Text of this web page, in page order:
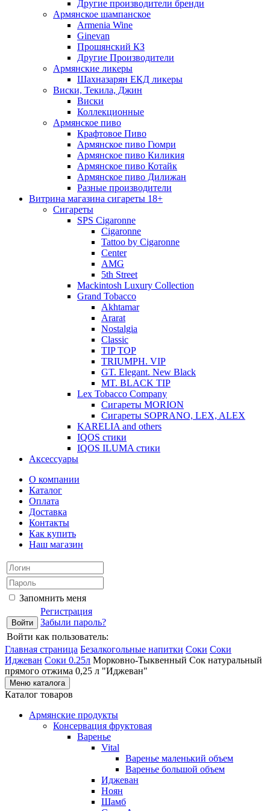
Другие производители бренди
Армянское шампанское
Armenia Wine
Ginevan
Прошянский КЗ
Другие Производители
Армянские ликеры
Шахназарян ЕКД ликеры
Виски, Текила, Джин
Виски
Коллекционные
Армянское пиво
Крафтовое Пиво
Армянское пиво Гюмри
Армянское пиво Киликия
Армянское пиво Котайк
Армянское пиво Дилижан
Разные производители
Витрина магазина сигареты 18+
Cигареты
SPS Cigaronne
Сigaronne
Tattoo by Cigaronne
Center
AMG
5th Street
Mackintosh Luxury Collection
Grand Tobacco
Akhtamar
Ararat
Nostalgia
Classic
TIP TOP
TRIUMPH. VIP
GT. Elegant. New Black
MT. BLACK TIP
Lex Tobacco Company
Сигареты MORION
Сигареты SOPRANO, LEX, ALEX
KARELIA and others
IQOS стики
IQOS ILUMA стики
Аксессуары
О компании
Каталог
Оплата
Доставка
Контакты
Как купить
Наш магазин
Запомнить меня
Регистрация
Забыли пароль?
Войти как пользователь:
Главная страница Безалкогольные напитки Соки Соки
Иджеван Соки 0.25л Морковно-Тыквенный Сок натуральный
прямого отжима 0,25 л "Иджеван"
Меню каталога
Каталог товаров
Армянские продукты
Консервация фруктовая
Варенье
Vital
Варенье маленький объем
Варенье большой объем
Иджеван
Ноян
Шамб